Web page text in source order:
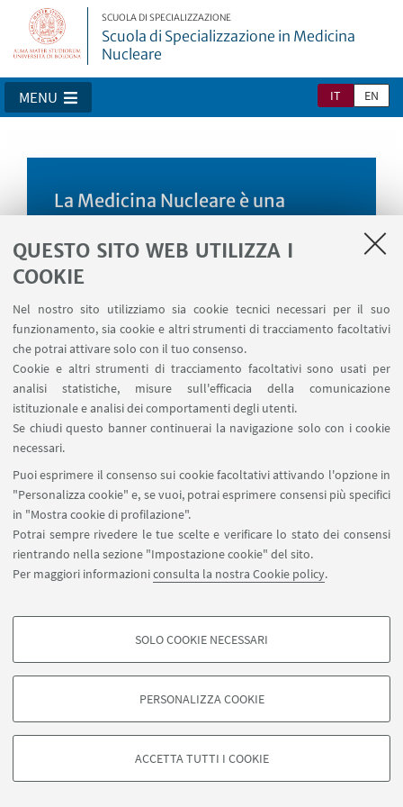
QUESTO SITO WEB UTILIZZA I
COOKIE
Nel nostro sito utilizziamo sia cookie tecnici necessari per il suo
funzionamento, sia cookie e altri strumenti di tracciamento facoltativi
che potrai attivare solo con il tuo consenso.
Cookie e altri strumenti di tracciamento facoltativi sono usati per
analisi statistiche, misure sull'efficacia della comunicazione
istituzionale e analisi dei comportamenti degli utenti.
Se chiudi questo banner continuerai la navigazione solo con i cookie
necessari.
Puoi esprimere il consenso sui cookie facoltativi attivando l'opzione in
"Personalizza cookie" e, se vuoi, potrai esprimere consensi più specifici
in "Mostra cookie di profilazione".
Potrai sempre rivedere le tue scelte e verificare lo stato dei consensi
rientrando nella sezione "Impostazione cookie" del sito.
Per maggiori informazioniconsulta la nostra Cookie policy.
COOKIE DI PROFILAZIONE - FACOLTATIVI
degli utenti, creare profili in base al loro comportamento sul sito, per analisi
di marketing.
Google/Youtube Video
SOLO COOKIE NECESSARI
PERSONALIZZA COOKIE
ACCETTA TUTTI I COOKIE
SCUOLA DI SPECIALIZZAZIONE
Scuola di Specializzazione in Medicina
Nucleare
IT EN
MENU
La Medicina Nucleare è una
multidisciplinare e in forte
espansione. Bologna offre una
formazione completa, moderna e
integrata. Naviga nel sito per
scoprire di più!
Contatti
©Copyright 2026 - ALMA MATER STUDIORUM - Università di
Privacy- Note legali-Impostazioni Cookie